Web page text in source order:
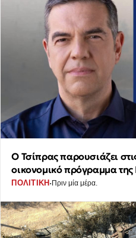
Ο Τσίπρας παρουσιάζει
οικονομικό πρόγραμμα
ΠΟΛΙΤΙΚΗ ·Πριν μία μέρα.